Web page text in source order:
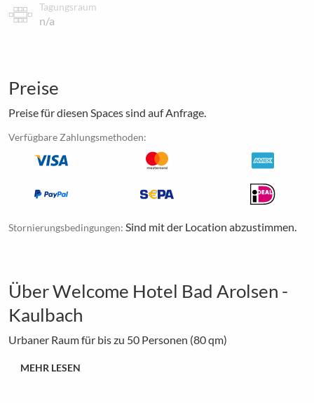
Tagungsraum
n/a
Preise
Preise für diesen Spaces sind auf Anfrage.
Verfügbare Zahlungsmethoden:
Stornierungsbedingungen: Sind mit der Location abzustimmen.
Über Welcome Hotel Bad Arolsen -
Kaulbach
Urbaner Raum für bis zu 50 Personen (80 qm)
MEHR LESEN